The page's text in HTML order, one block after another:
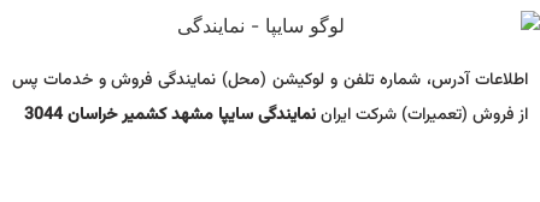
اطلاعات آدرس، شماره تلفن و لوکیشن (محل) نمایندگی فروش و خدمات پس
از فروش (تعمیرات) شرکت ایراننمایندگی سایپا مشهد کشمیر خراسان 3044